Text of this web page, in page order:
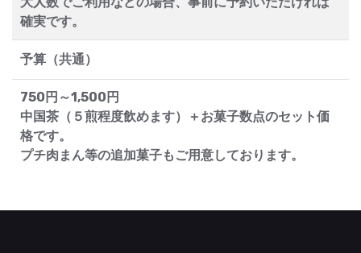
確実です。
予算（共通）
750円～1,500円
中国茶（５煎程度飲めます）＋お菓子数点のセット価
格です。
プチ肉まん等の追加菓子もご用意しております。